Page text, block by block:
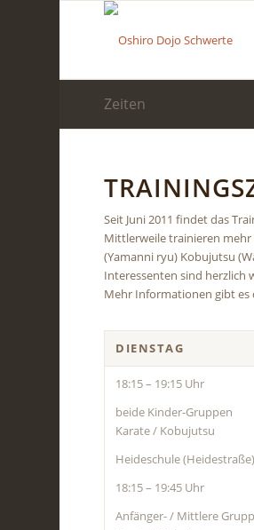
Zeiten
Seit Juni 2011 findet das
Mittlerweile trainieren mehr
(Yamanni ryu) Kobujutsu
Interessenten sind herzlich
Mehr Informationen gibt es
DIENSTAG
18:15 – 19:15 Uhr
beide Kinder-Gruppen
Karate / Kobujutsu
Heideschule (Heidestraße)
18:15 – 19:45 Uhr
Anfänger- / Mittlere